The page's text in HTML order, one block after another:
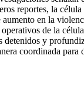
reportes, la célula
en la
de la
detenidos y
coordinada para